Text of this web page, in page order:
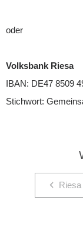
oder
Volksbank Riesa
IBAN: DE47 8509
Stichwort: